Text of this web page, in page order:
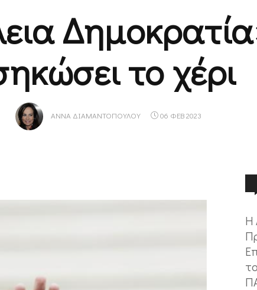
το χέρι
ΑΝΝΑ ΔΙΑΜΑΝΤΟΠΟΎΛΟΥ 06 ΦΕΒ 2023
Η